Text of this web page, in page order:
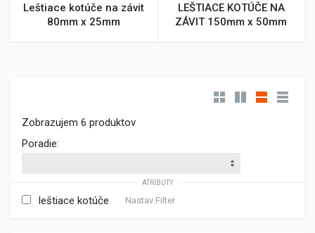
Leštiace kotúče na závit
80mm x 25mm
LEŠTIACE KOTÚČE NA
ZÁVIT 150mm x 50mm
Zobrazujem 6 produktov
Poradie:
ATRIBÚTY
leštiace kotúče Nastav Filter